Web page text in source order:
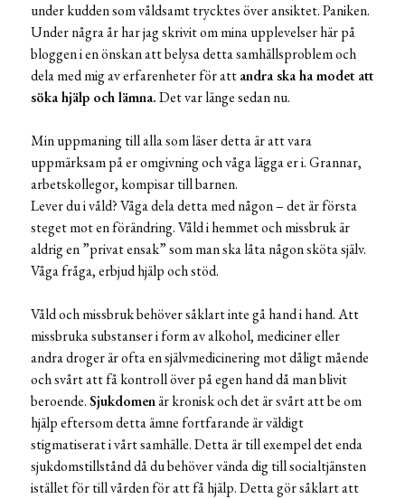
under kudden som våldsamt trycktes över ansiktet. Paniken.
Under några år har jag skrivit om mina upplevelser här på
bloggen i en önskan att belysa detta samhällsproblem och
dela med mig av erfarenheter för attandra ska ha modet att
söka hjälp och lämna.Det var länge sedan nu.
Min uppmaning till alla som läser detta är att vara
uppmärksam på er omgivning och våga lägga er i. Grannar,
arbetskollegor, kompisar till barnen.
Lever du i våld? Våga dela detta med någon – det är första
steget mot en förändring. Våld i hemmet och missbruk är
aldrig en ”privat ensak” som man ska låta någon sköta själv.
Våga fråga, erbjud hjälp och stöd.
Våld och missbruk behöver såklart inte gå hand i hand. Att
missbruka substanser i form av alkohol, mediciner eller
andra droger är ofta en självmedicinering mot dåligt mående
och svårt att få kontroll över på egen hand då man blivit
beroende.Sjukdomenär kronisk och det är svårt att be om
hjälp eftersom detta ämne fortfarande är väldigt
stigmatiserat i vårt samhälle. Detta är till exempel det enda
sjukdomstillstånd då du behöver vända dig till socialtjänsten
istället för till vården för att få hjälp. Detta gör såklart att